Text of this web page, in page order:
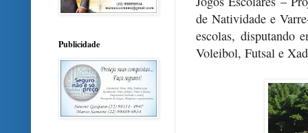
de Natividade e
escolas, disputando
Voleibol, Futsal e
Publicidade